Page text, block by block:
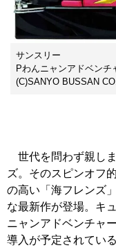
サンスリー
Pわんニャンアドベンチ
(C)SANYO BUSSAN
世代を問わず親し
ズ。そのスピンオフ
の高い「海フレンズ
な最新作が登場。キ
ニャンアドベンチャ
導入が予定されている